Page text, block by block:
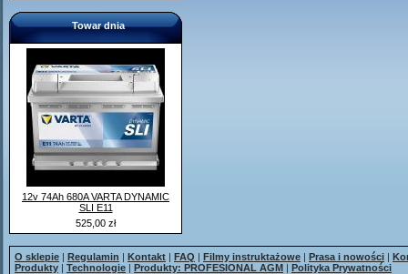
Towar dnia
12v 74Ah 680A VARTA DYNAMIC
SLI E11
525,00 zł
O sklepie | Regulamin | Kontakt | FAQ | Filmy instruktażowe | Prasa i nowości |
Produkty | Technologie | Produkty: PROFESIONAL AGM | Polityka Prywatności